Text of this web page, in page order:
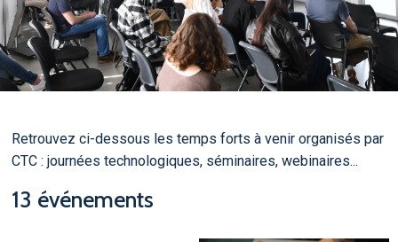
Retrouvez ci-dessous les temps forts à venir organisés par
CTC : journées technologiques, séminaires, webinaires...
13 événements